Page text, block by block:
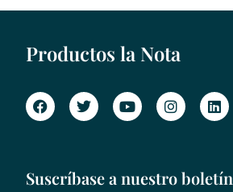
Productos la Nota
Suscríbase a nuestro boletín